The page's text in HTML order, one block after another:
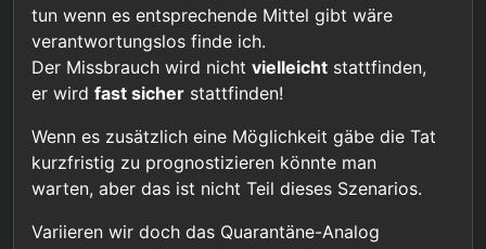
Szenario - nicht so, daß er sofort das nächste, ihm
“passende” Kind mißbraucht, sonst wäre er
höchstwahrscheinlich längst straffällig geworden.
Ein Missbrauch kann vlt. in 10, 20 oder 40 Jahren
passieren, oder auch gar nicht, daher: abstrakte
konkrete Gefährdungslage schließen läßt, wäre
staatl. Eingreifen m. E. unverhältnismäßig und nicht
gerechtfertigt.
tun wenn es entsprechende Mittel gibt wäre
verantwortungslos finde ich.
Der Missbrauch wird nicht vielleicht stattfinden,
er wird fast sicher stattfinden!
Wenn es zusätzlich eine Möglichkeit gäbe die Tat
kurzfristig zu prognostizieren könnte man
warten, aber das ist nicht Teil dieses Szenarios.
Variieren wir doch das Quarantäne-Analog